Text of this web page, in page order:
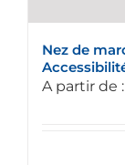
Nez de
A partir de :